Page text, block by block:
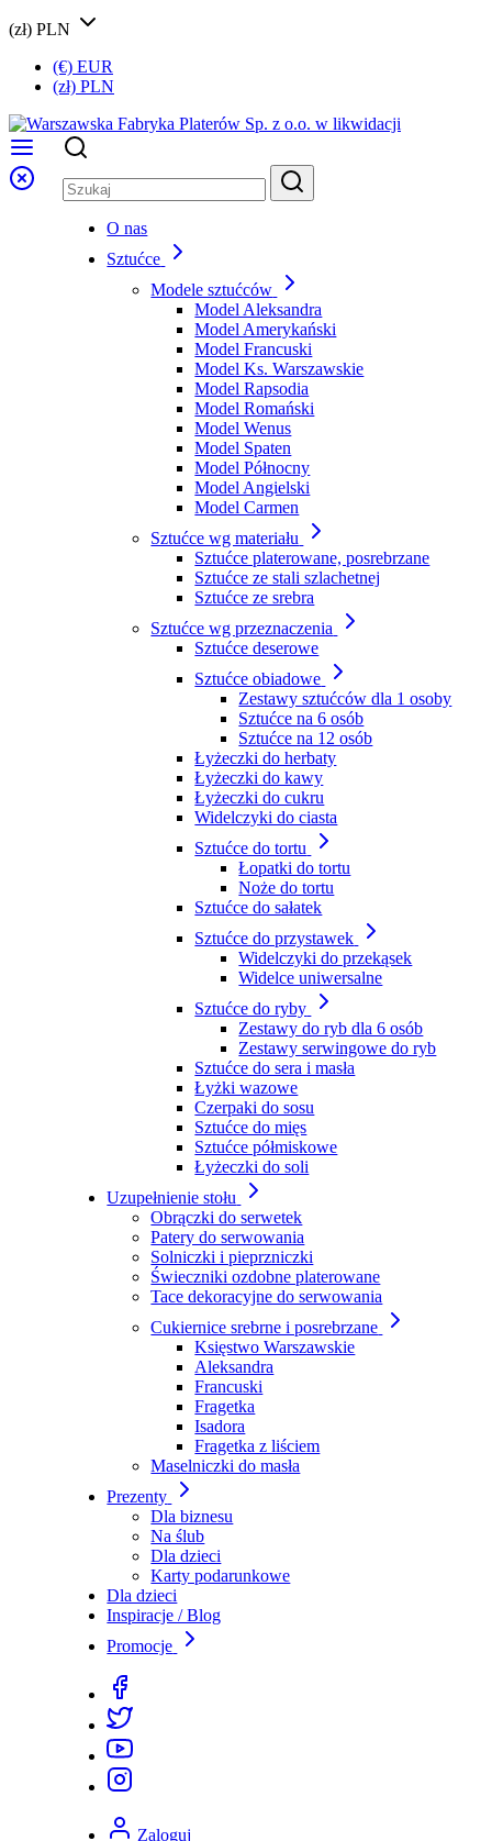
(zł) PLN
(€) EUR
(zł) PLN
O nas
Sztućce
Modele sztućców
Model Aleksandra
Model Amerykański
Model Francuski
Model Ks. Warszawskie
Model Rapsodia
Model Romański
Model Wenus
Model Spaten
Model Północny
Model Angielski
Model Carmen
Sztućce wg materiału
Sztućce platerowane, posrebrzane
Sztućce ze stali szlachetnej
Sztućce ze srebra
Sztućce wg przeznaczenia
Sztućce deserowe
Sztućce obiadowe
Zestawy sztućców dla 1 osoby
Sztućce na 6 osób
Sztućce na 12 osób
Łyżeczki do herbaty
Łyżeczki do kawy
Łyżeczki do cukru
Widelczyki do ciasta
Sztućce do tortu
Łopatki do tortu
Noże do tortu
Sztućce do sałatek
Sztućce do przystawek
Widelczyki do przekąsek
Widelce uniwersalne
Sztućce do ryby
Zestawy do ryb dla 6 osób
Zestawy serwingowe do ryb
Sztućce do sera i masła
Łyżki wazowe
Czerpaki do sosu
Sztućce do mięs
Sztućce półmiskowe
Łyżeczki do soli
Uzupełnienie stołu
Obrączki do serwetek
Patery do serwowania
Solniczki i pieprzniczki
Świeczniki ozdobne platerowane
Tace dekoracyjne do serwowania
Cukiernice srebrne i posrebrzane
Księstwo Warszawskie
Aleksandra
Francuski
Fragetka
Isadora
Fragetka z liściem
Maselniczki do masła
Prezenty
Dla biznesu
Na ślub
Dla dzieci
Karty podarunkowe
Dla dzieci
Inspiracje / Blog
Promocje
Zaloguj